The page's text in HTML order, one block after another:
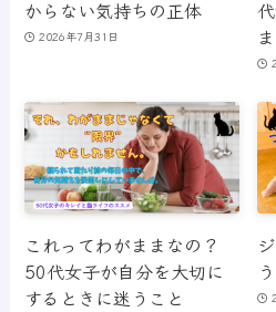
からない気持ちの正体
2026年7月31日
これってわがままなの？
50代女子が自分を大切に
するときに迷うこと